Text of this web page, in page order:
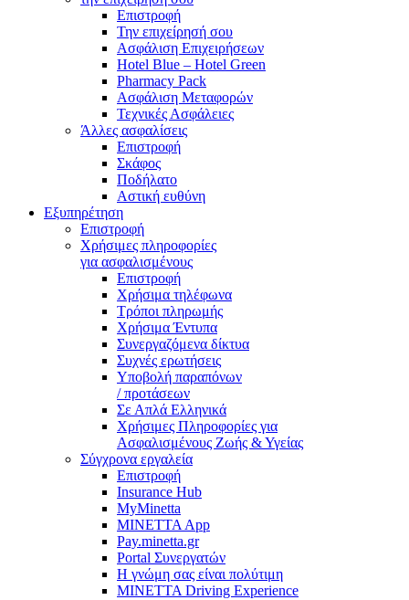
Επιστροφή
Την επιχείρησή σου
Ασφάλιση Επιχειρήσεων
Hotel Blue – Hotel Green
Pharmacy Pack
Ασφάλιση Μεταφορών
Τεχνικές Ασφάλειες
Άλλες ασφαλίσεις
Επιστροφή
Σκάφος
Ποδήλατο
Αστική ευθύνη
Eξυπηρέτηση
Επιστροφή
Χρήσιμες πληροφορίες
για ασφαλισμένους
Επιστροφή
Χρήσιμα τηλέφωνα
Τρόποι πληρωμής
Χρήσιμα Έντυπα
Συνεργαζόμενα δίκτυα
Συχνές ερωτήσεις
Υποβολή παραπόνων
/ προτάσεων
Σε Απλά Ελληνικά
Χρήσιμες Πληροφορίες για
Ασφαλισμένους Ζωής & Υγείας
Σύγχρονα εργαλεία
Επιστροφή
Insurance Hub
MyMinetta
MINETTA App
Pay.minetta.gr
Portal Συνεργατών
Η γνώμη σας είναι πολύτιμη
MINETTA Driving Experience